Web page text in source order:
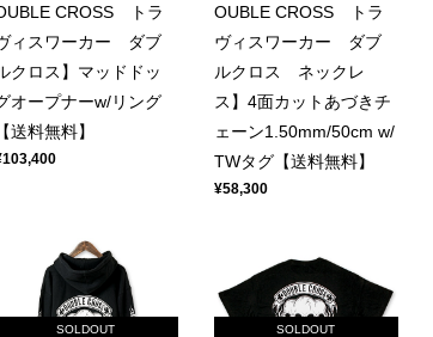
CROSS トラ
ィスワーカー ダブ
クロス】マッドドッ
オープナーw/リング
【送料無料】
OUBLE CROSS トラ
ヴィスワーカー ダブ
ルクロス ネックレ
ス】4面カットあづきチ
ェーン1.50mm/50cm w/
TWタグ【送料無料】
¥58,300
SOLDOUT SOLDOUT